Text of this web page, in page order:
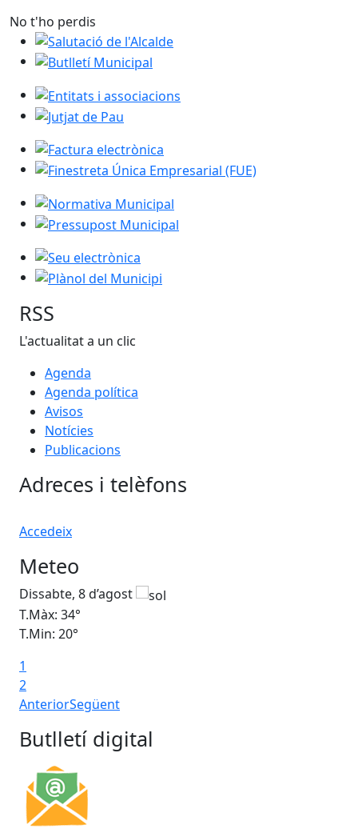
No t'ho perdis
Salutació de l'Alcalde
Butlletí Municipal
Entitats i associacions
Jutjat de Pau
Factura electrònica
Finestreta Única Empresarial (FUE)
Normativa Municipal
Pressupost Municipal
Seu electrònica
Plànol del Municipi
RSS
L'actualitat a un clic
Agenda
Agenda política
Avisos
Notícies
Publicacions
Adreces i telèfons
Accedeix
Meteo
Dissabte, 8 d’agost
T.Màx: 34°
T.Min: 20°
1
2
AnteriorSegüent
Butlletí digital